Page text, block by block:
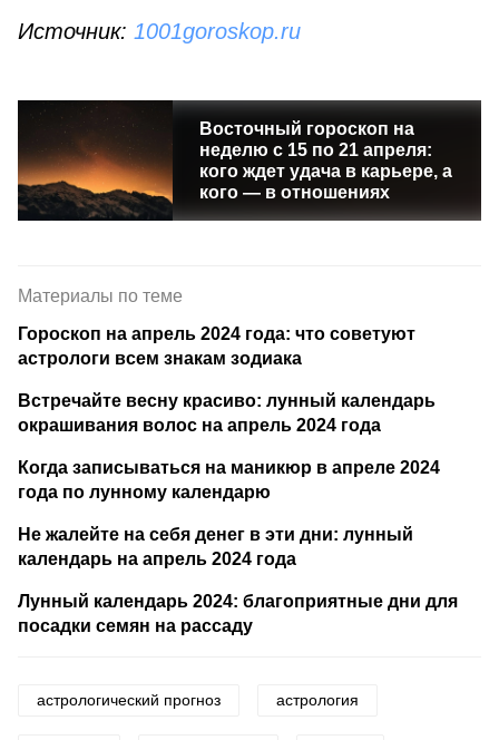
Источник: 1001goroskop.ru
Восточный гороскоп на
неделю с 15 по 21 апреля:
кого ждет удача в карьере, а
кого — в отношениях
Материалы по теме
Гороскоп на апрель 2024 года: что советуют
астрологи всем знакам зодиака
Встречайте весну красиво: лунный календарь
окрашивания волос на апрель 2024 года
Когда записываться на маникюр в апреле 2024
года по лунному календарю
Не жалейте на себя денег в эти дни: лунный
календарь на апрель 2024 года
Лунный календарь 2024: благоприятные дни для
посадки семян на рассаду
астрологический прогноз астрология